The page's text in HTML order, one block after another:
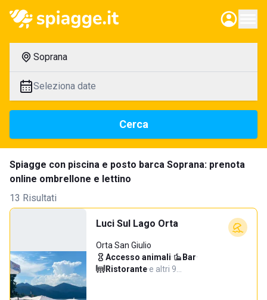
Soprana
Seleziona date
Cerca
Spiagge con piscina e posto barca Soprana: prenota
online ombrellone e lettino
13 Risultati
Luci Sul Lago Orta
Orta San Giulio
Accesso animali· Bar·
Ristorante·e altri 9…